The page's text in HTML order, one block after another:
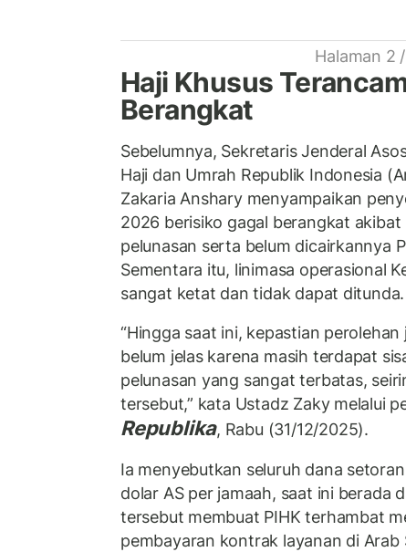
Halaman 2
Haji Khusus
Berangkat
Sebelumnya, Sekretaris Jenderal
Haji dan Umrah Republik Indonesia
Zakaria Anshary menyampaikan
2026 berisiko gagal berangkat
pelunasan serta belum dicairkannya
Sementara itu, linimasa operasional
sangat ketat dan tidak dapat ditunda.
“Hingga saat ini, kepastian
belum jelas karena masih terdapat
pelunasan yang sangat terbatas,
tersebut,” kata Ustadz Zaky melalui
Republika, Rabu (31/12/2025).
Ia menyebutkan seluruh dana
dolar AS per jamaah, saat ini berada
tersebut membuat PIHK terhambat
pembayaran kontrak layanan di Arab